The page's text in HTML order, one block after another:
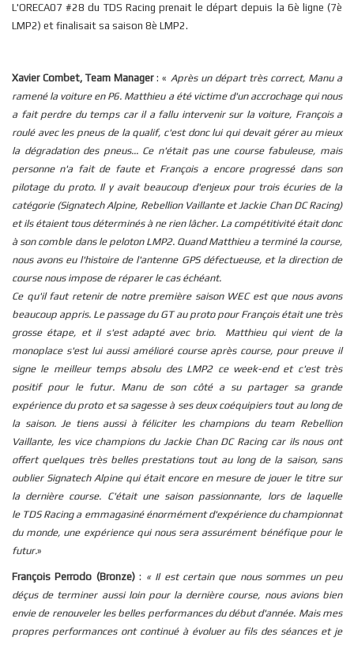
L'ORECA07 #28 du TDS Racing prenait le départ depuis la 6è ligne (7è
LMP2) et finalisait sa saison 8è LMP2.
Xavier Combet, Team Manager: « Après un départ très correct, Manu a
ramené la voiture en P6. Matthieu a été victime d'un accrochage qui nous
a fait perdre du temps car il a fallu intervenir sur la voiture, François a
roulé avec les pneus de la qualif, c'est donc lui qui devait gérer au mieux
la dégradation des pneus... Ce n'était pas une course fabuleuse, mais
personne n'a fait de faute et François a encore progressé dans son
pilotage du proto. Il y avait beaucoup d'enjeux pour trois écuries de la
catégorie (Signatech Alpine, Rebellion Vaillante et Jackie Chan DC Racing)
et ils étaient tous déterminés à ne rien lâcher. La compétitivité était donc
à son comble dans le peloton LMP2. Quand Matthieu a terminé la course,
nous avons eu l'histoire de l'antenne GPS défectueuse, et la direction de
course nous impose de réparer le cas échéant.
Ce qu'il faut retenir de notre première saison WEC est que nous avons
beaucoup appris. Le passage du GT au proto pour François était une très
grosse étape, et il s'est adapté avec brio. Matthieu qui vient de la
monoplace s'est lui aussi amélioré course après course, pour preuve il
signe le meilleur temps absolu des LMP2 ce week-end et c'est très
positif pour le futur. Manu de son côté a su partager sa grande
expérience du proto et sa sagesse à ses deux coéquipiers tout au long de
la saison. Je tiens aussi à féliciter les champions du team Rebellion
Vaillante, les vice champions du Jackie Chan DC Racing car ils nous ont
offert quelques très belles prestations tout au long de la saison, sans
oublier Signatech Alpine qui était encore en mesure de jouer le titre sur
la dernière course. C'était une saison passionnante, lors de laquelle
le TDSRacing a emmagasiné énormément d'expérience du championnat
du monde, une expérience qui nous sera assurément bénéfique pour le
futur.»
François Perrodo (Bronze): « Il est certain que nous sommes un peu
déçus de terminer aussi loin pour la dernière course, nous avions bien
envie de renouveler les belles performances du début d'année. Mais mes
propres performances ont continué à évoluer au fils des séances et je